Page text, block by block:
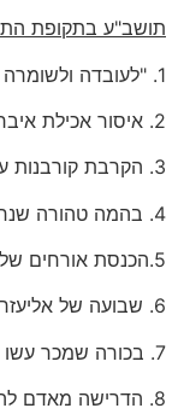
תושב"ע בתקופת
1. "לעובדה ולשומרה " תורה שניתנה לאדם הראשון .
2. איסור אכילת איבר מן החי שנאמר לנח ב
3. הקרבת קורבנות ע"י הבל , נח , אברהם וכדומה .
4. בהמה טהורה שנח מביא לתיבה .
5.הכנסת אורחים של אברהם אבינו .
6. שבועה של אליעזר עבד אברהם .
7. בכורה שמכר עשו ליעקב .
8. הדרישה מאדם